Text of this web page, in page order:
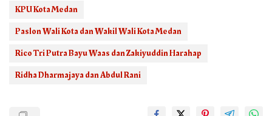
KPU Kota Medan
Paslon Wali Kota dan Wakil Wali Kota Medan
Rico Tri Putra Bayu Waas dan Zakiyuddin Harahap
Ridha Dharmajaya dan Abdul Rani